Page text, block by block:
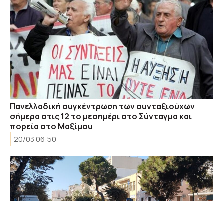
Πανελλαδική συγκέντρωση των συνταξιούχων
σήμερα στις 12 το μεσημέρι στο Σύνταγμα και
πορεία στο Μαξίμου
20/03 06:50